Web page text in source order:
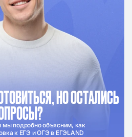
НО ОСТАЛИСЬ
мы подробно объясним, как
к ЕГЭ и ОГЭ в ЕГЭLAND